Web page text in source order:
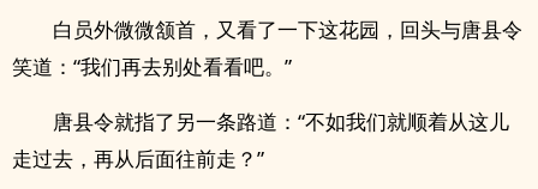
白员外微微颔首，又看了一下这花园，回头与唐县令
笑道：“我们再去别处看看吧。”
唐县令就指了另一条路道：“不如我们就顺着从这儿
走过去，再从后面往前走？”